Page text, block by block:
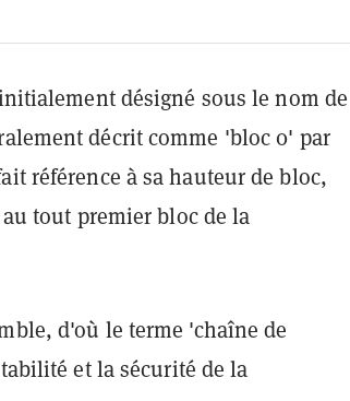
désigné sous le nom de
décrit comme 'bloc 0' par
référence à sa hauteur de bloc,
tout premier bloc de la
d'où le terme 'chaîne de
et la sécurité de la